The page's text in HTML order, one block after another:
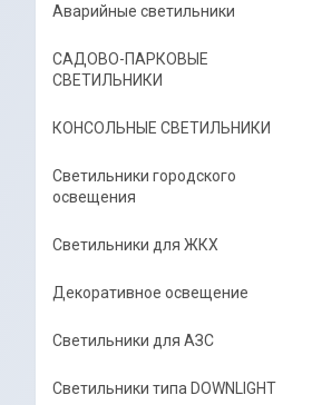
Аварийные светильники
САДОВО-ПАРКОВЫЕ
СВЕТИЛЬНИКИ
КОНСОЛЬНЫЕ СВЕТИЛЬНИКИ
Светильники городского
освещения
Светильники для ЖКХ
Декоративное освещение
Светильники для АЗС
Светильники типа DOWNLIGHT